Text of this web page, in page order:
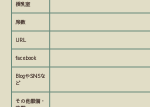
授乳室
席数
URL
facebook
BlogやSNSな
ど
その他設備・